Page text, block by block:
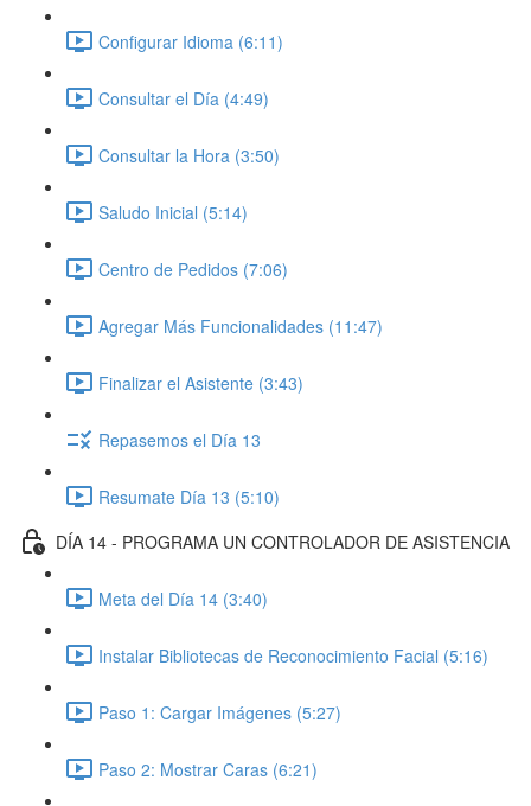
Configurar Idioma (6:11)
Consultar el Día (4:49)
Consultar la Hora (3:50)
Saludo Inicial (5:14)
Centro de Pedidos (7:06)
Agregar Más Funcionalidades (11:47)
Finalizar el Asistente (3:43)
Repasemos el Día 13
Resumate Día 13 (5:10)
DÍA 14 - PROGRAMA UN CONTROLADOR DE ASISTENCIA
Meta del Día 14 (3:40)
Instalar Bibliotecas de Reconocimiento Facial (5:16)
Paso 1: Cargar Imágenes (5:27)
Paso 2: Mostrar Caras (6:21)